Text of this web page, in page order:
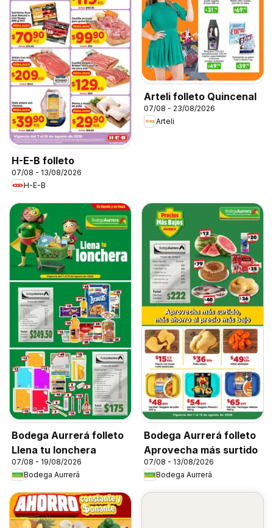
H-E-B folleto
07/08 - 13/08/2026
H-E-B
Arteli folleto Quincenal
07/08 - 23/08/2026
Arteli
Bodega Aurrerá folleto
Llena tu lonchera
07/08 - 19/08/2026
Bodega Aurrerá
Bodega Aurrerá folleto
Aprovecha más surtido
07/08 - 13/08/2026
Bodega Aurrerá